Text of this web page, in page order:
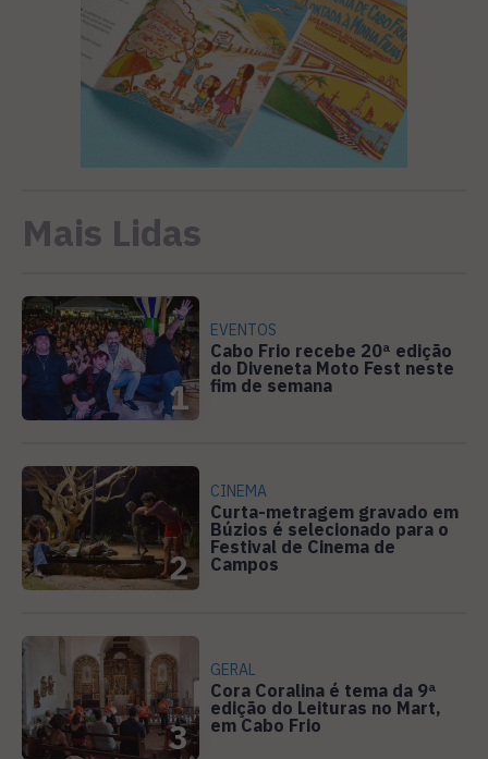
Mais Lidas
1
EVENTOS
Cabo Frio recebe 20ª edição
do Diveneta Moto Fest neste
fim de semana
2
CINEMA
Curta-metragem gravado em
Búzios é selecionado para o
Festival de Cinema de
Campos
3
GERAL
Cora Coralina é tema da 9ª
edição do Leituras no Mart,
em Cabo Frio